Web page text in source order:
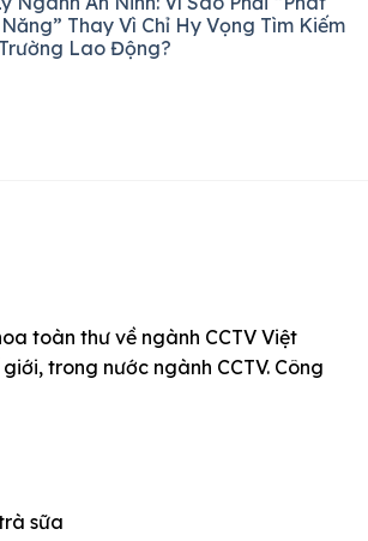
Thay Vì Chỉ Hy Vọng Tìm Kiếm
Lao Động?
toàn thư về ngành CCTV Việt
trong nước ngành CCTV. Công
sữa